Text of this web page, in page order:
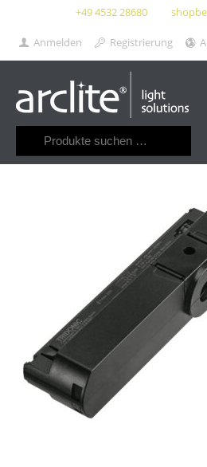
+49 4532 28680
Anmelden Registrierung